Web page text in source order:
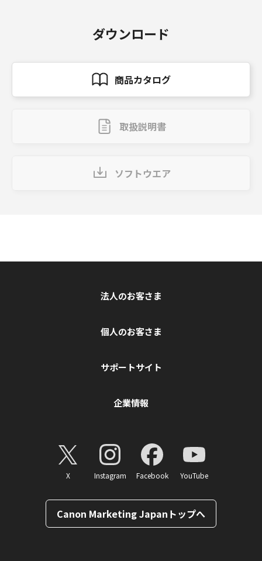
ダウンロード
商品カタログ
取扱説明書
ソフトウエア
法人のお客さま
個人のお客さま
サポートサイト
企業情報
X Instagram Facebook YouTube
Canon Marketing Japanトップへ